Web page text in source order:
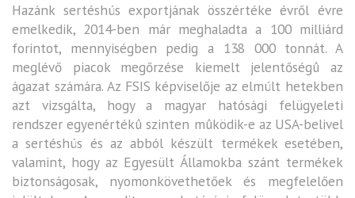
Hazánk sertéshús exportjának összértéke évről évre
emelkedik, 2014-ben már meghaladta a 100 milliárd
forintot, mennyiségben pedig a 138 000 tonnát. A
meglévő piacok megőrzése kiemelt jelentőségû az
ágazat számára. Az FSIS képviselője az elmúlt hetekben
azt vizsgálta, hogy a magyar hatósági felügyeleti
rendszer egyenértékû szinten mûködik-e az USA-belivel
a sertéshús és az abból készült termékek esetében,
valamint, hogy az Egyesült Államokba szánt termékek
biztonságosak, nyomonkövethetőek és megfelelően